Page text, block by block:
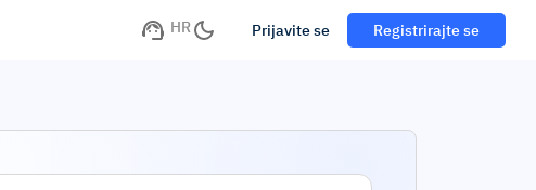
HR Prijavite se Registrirajte se